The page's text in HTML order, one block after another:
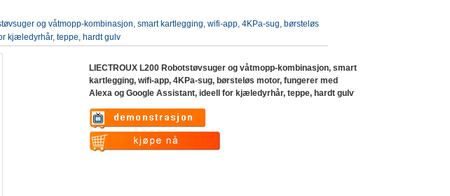
og våtmopp-kombinasjon, smart kartlegging, wifi-app, 4KPa-sug, børsteløs
kjæledyrhår, teppe, hardt gulv
LIECTROUX L200 Robotstøvsuger og våtmopp-kombinasjon, smart
kartlegging, wifi-app, 4KPa-sug, børsteløs motor, fungerer med
Alexa og Google Assistant, ideell for kjæledyrhår, teppe, hardt gulv
Warning: Undefined variable
$vii_demo_video_text in